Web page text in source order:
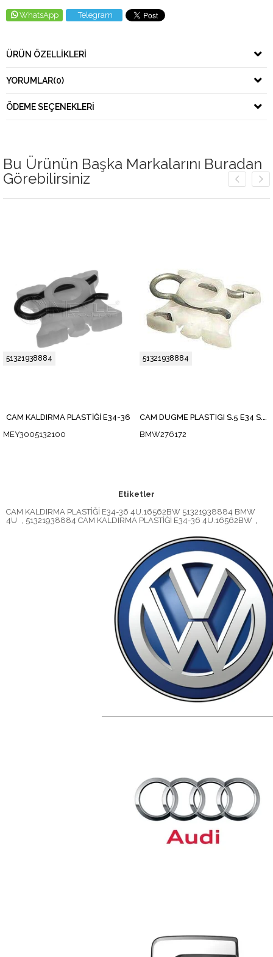
WhatsApp Telegram
ÜRÜN ÖZELLIKLERI
YORUMLAR(0)
ÖDEME SEÇENEKLERI
Bu Ürünün Başka Markalarını Buradan
Görebilirsiniz
CAM KALDIRMA PLASTİĞİ E34-36
MEY3005132100
51321938884
CAM DÜGME PLASTIGI S.5 E34 S.3 E36
BMW276172
51321938884
Etiketler
CAM KALDIRMA PLASTİĞİ E34-36 4U.16562BW 51321938884 BMW
4U
, 51321938884 CAM KALDIRMA PLASTİĞİ E34-36 4U.16562BW ,